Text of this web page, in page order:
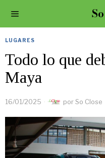
LUGARES
Todo lo que
Maya
16/01/2025 porSo Close